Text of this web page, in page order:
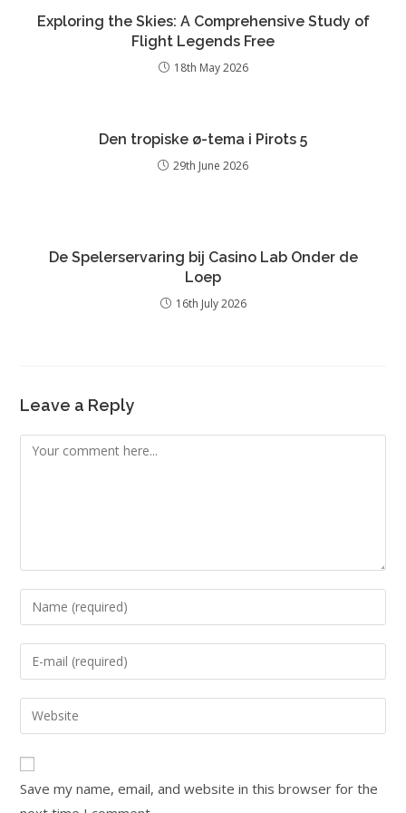
Exploring the Skies: A Comprehensive Study of
Flight Legends Free
18th May 2026
Den tropiske ø-tema i Pirots 5
29th June 2026
De Spelerservaring bij Casino Lab Onder de
Loep
16th July 2026
Leave a Reply
Save my name, email, and website in this browser for the